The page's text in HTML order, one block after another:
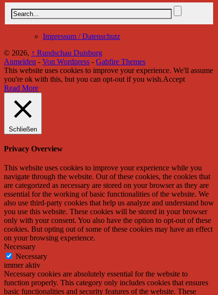
Impressum / Datenschutz
© 2026, ↑ Rundschau Duisburg
Anmelden - Von Wordpress - Gabfire Themes
This website uses cookies to improve your experience. We'll assume
you're ok with this, but you can opt-out if you wish.Accept
Read More
Schließen
Privacy Overview
This website uses cookies to improve your experience while you
navigate through the website. Out of these cookies, the cookies that
are categorized as necessary are stored on your browser as they are
essential for the working of basic functionalities of the website. We
also use third-party cookies that help us analyze and understand how
you use this website. These cookies will be stored in your browser
only with your consent. You also have the option to opt-out of these
cookies. But opting out of some of these cookies may have an effect
on your browsing experience.
Necessary
Necessary
immer aktiv
Necessary cookies are absolutely essential for the website to
function properly. This category only includes cookies that ensures
basic functionalities and security features of the website. These